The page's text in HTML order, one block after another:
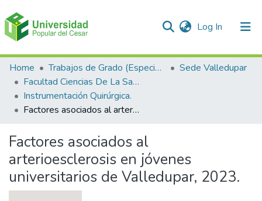
Log In (current)
Communities & Collections
All of DSpace
Statistics
Home Trabajos de Grado (Especializaciones y Pregrados)
Sede Valledupar
Facultad Ciencias De La Salud.
Instrumentación Quirúrgica.
Factores asociados al arterioesclerosis en jóvenes universitarios de Valledupar, 2023.
Factores asociados al
arterioesclerosis en jóvenes
universitarios de Valledupar, 2023.